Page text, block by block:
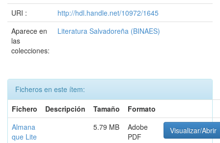
URI :
http://hdl.handle.net/10972/1645
Aparece en
las
colecciones:
Literatura Salvadoreña (BINAES)
Ficheros en este ítem:
Fichero
Descripción Tamaño
Formato
Almana
que Lite
5.79 MB
Adobe
PDF
Visualizar/Abrir